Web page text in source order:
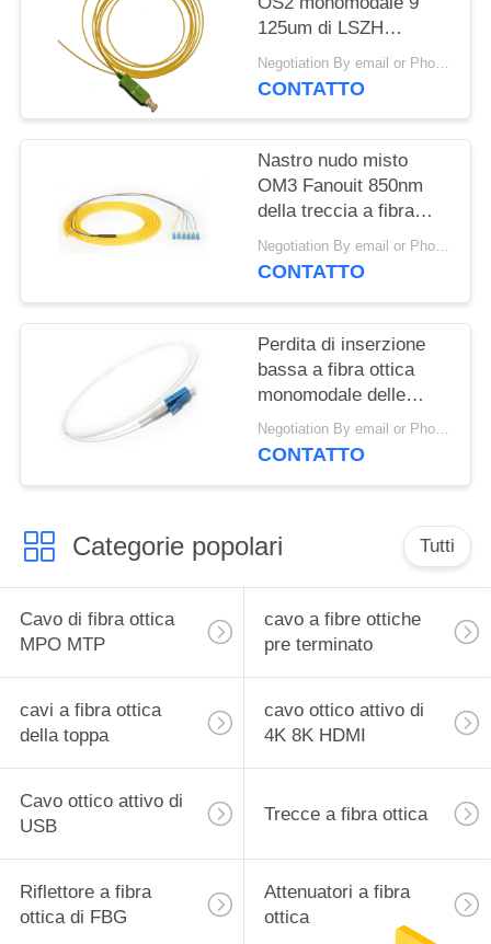
125um di LSZH
1310nm MP Lc
Negotiation By email or Phone Call MOQ:Il detto di MOQ è 10pcs
CONTATTO
Nastro nudo misto
OM3 Fanouit 850nm
della treccia a fibra
ottica della st UPC
Negotiation By email or Phone Call MOQ:Il detto di MOQ è 10pcs
CONTATTO
Perdita di inserzione
bassa a fibra ottica
monomodale delle
trecce MP Lc OS2 di
LSZH
Negotiation By email or Phone Call MOQ:Il detto di MOQ è 10pcs
CONTATTO
Categorie popolari Tutti
Cavo di fibra ottica
MPO MTP
cavo a fibre ottiche
pre terminato
cavi a fibra ottica
della toppa
cavo ottico attivo di
4K 8K HDMI
Cavo ottico attivo di
USB
Trecce a fibra ottica
Riflettore a fibra
ottica di FBG
Attenuatori a fibra
ottica